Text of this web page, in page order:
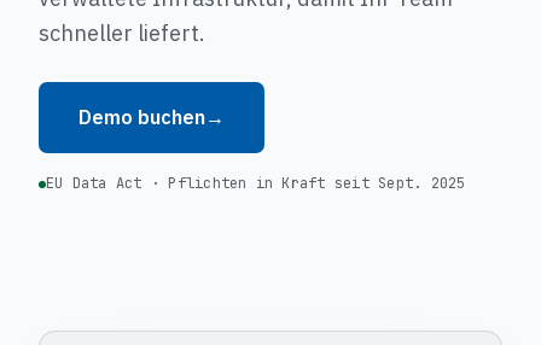
schneller liefert.
Demo buchen→
EU Data Act · Pflichten in Kraft seit Sept. 2025